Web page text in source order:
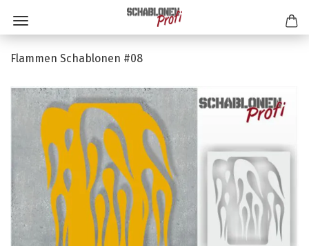
Flammen Schablonen #08